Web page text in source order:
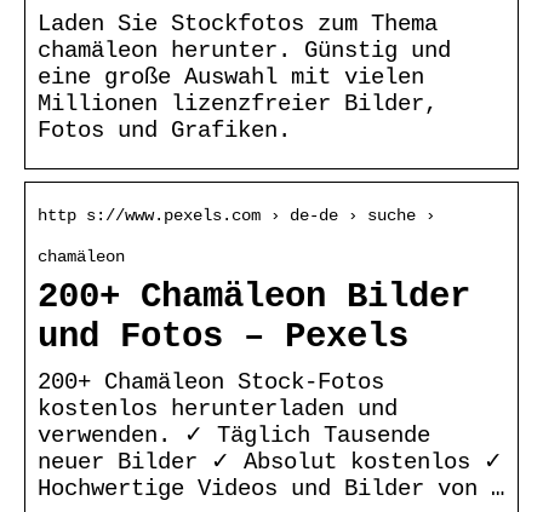
Laden Sie Stockfotos zum Thema
chamäleon herunter. Günstig und
eine große Auswahl mit vielen
Millionen lizenzfreier Bilder,
Fotos und Grafiken.
http s://www.pexels.com › de-de › suche ›
chamäleon
200+ Chamäleon Bilder
und Fotos – Pexels
200+ Chamäleon Stock-Fotos
kostenlos herunterladen und
verwenden. ✓ Täglich Tausende
neuer Bilder ✓ Absolut kostenlos ✓
Hochwertige Videos und Bilder von …